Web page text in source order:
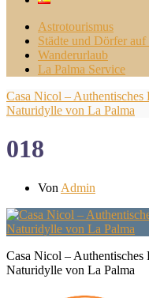
Astrotourismus
Städte und Dörfer auf
Wanderurlaub
La Palma Service
Casa Nicol –
Naturidylle von La Palma
018
Von Admin
Casa Nicol –
Naturidylle von La Palma